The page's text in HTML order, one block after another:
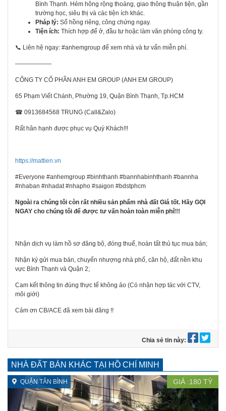
Bình Thạnh. Hẻm hông rộng thoáng, giao thông thuận tiện, gần
trường học, siêu thị và các tiện ích khác.
Pháp lý: Sổ hồng riêng, công chứng ngay.
Tiện ích: Thích hợp để ở, đầu tư hoặc làm văn phòng công ty.
📞 Liên hệ ngay: #anhemgroup để xem nhà và tư vấn miễn phí.
——————
CÔNG TY CỔ PHẦN ANH EM GROUP (ANH EM GROUP)
65 Phạm Viết Chánh, Phường 19, Quận Bình Thạnh, Tp.HCM
☎ 0913684568 TRUNG (Call&Zalo)
Rất hân hạnh được phục vụ Quý Khách!!!
https://mattien.vn
#Everyone #anhemgroup #binhthanh #bannhabinhthanh #bannha
#nhaban #nhadat #nhapho #saigon #bdstphcm
Ngoài ra chúng tôi còn rất nhiều sản phẩm nhà đất Giá tốt. Hãy GỌ
NGAY cho chúng tôi để được tư vấn hoàn toàn miễn phí!!!
Nhận dịch vụ làm hồ sơ đăng bộ, đóng thuế, hoàn tất thủ tục mua bán;
Nhận ký gửi mua bán, chuyển nhượng nhà phố, căn hộ, đất nền khu
vực Bình Thạnh và Quận 2;
Cam kết thông tin đúng thực tế không ảo (Có nhận hợp tác với CTV,
môi giới)
Cảm ơn CB/ACE đã xem bài đăng !!
Chia sẻ tin này:
NHÀ ĐẤT BÁN KHÁC TẠI HỒ CHÍ MINH
QUẬN TÂN BÌNH GIÁ :180 TỶ